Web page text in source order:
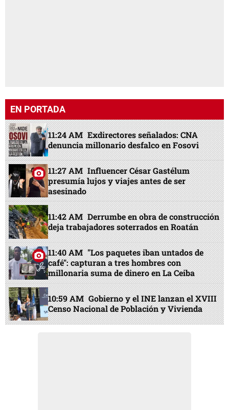
EN PORTADA
11:24 AM Exdirectores señalados: CNA
denuncia millonario desfalco en Fosovi
11:27 AM Influencer César Gastélum
presumía lujos y viajes antes de ser
asesinado
11:42 AM Derrumbe en obra de construcción
deja trabajadores soterrados en Roatán
11:40 AM "Los paquetes iban untados de
café": capturan a tres hombres con
millonaria suma de dinero en La Ceiba
10:59 AM Gobierno y el INE lanzan el XVIII
Censo Nacional de Población y Vivienda